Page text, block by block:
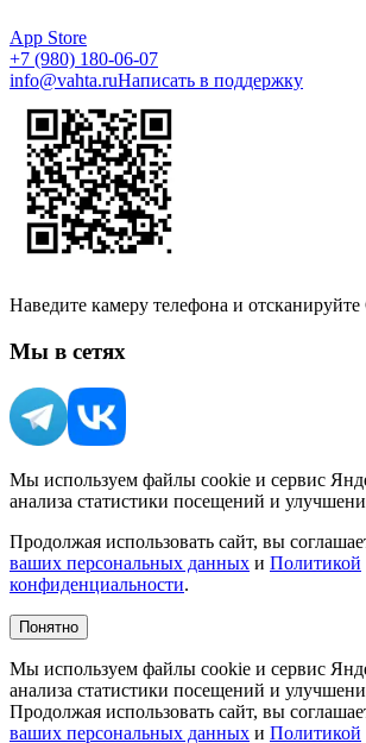
App Store
+7 (980) 180-06-07
info@vahta.ruНаписать в поддержку
Наведите камеру телефона и отсканируйте
Мы в сетях
Мы используем файлы cookie и сервис
анализа статистики посещений и
Продолжая использовать сайт, вы
ваших персональных данных и Политикой
конфиденциальности.
Понятно
Мы используем файлы cookie и сервис
анализа статистики посещений и
Продолжая использовать сайт, вы
ваших персональных данных и Политикой